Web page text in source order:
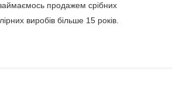
продажем срібних
виробів більше 15 років.